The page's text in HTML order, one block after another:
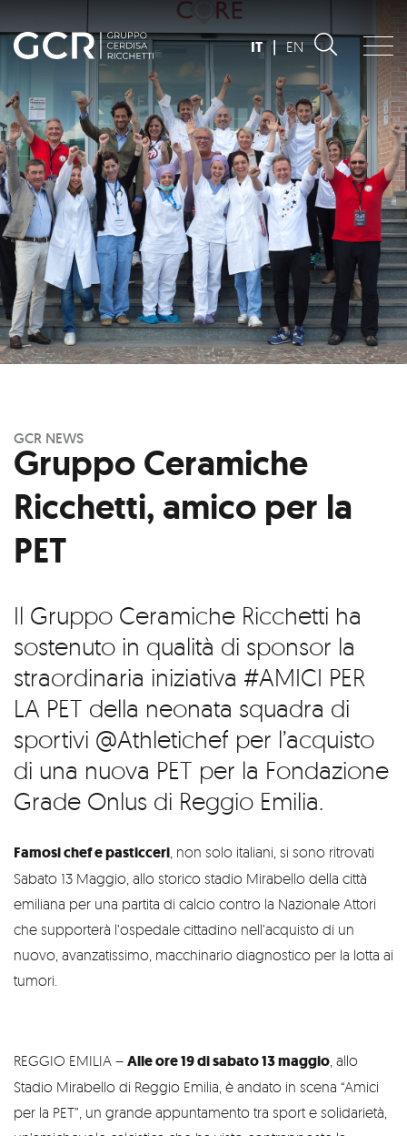
IT | EN
GCR NEWS
Gruppo Ceramiche
Ricchetti, amico per la
PET
Il Gruppo Ceramiche Ricchetti ha
sostenuto in qualità di sponsor la
straordinaria iniziativa #AMICI PER
LA PET della neonata squadra di
sportivi @Athletichef per l’acquisto
di una nuova PET per la Fondazione
Grade Onlus di Reggio Emilia.
Famosi chef e pasticceri, non solo italiani, si sono ritrovati
Sabato 13 Maggio, allo storico stadio Mirabello della città
emiliana per una partita di calcio contro la Nazionale Attori
che supporterà l’ospedale cittadino nell’acquisto di un
nuovo, avanzatissimo, macchinario diagnostico per la lotta ai
tumori.
REGGIO EMILIA – Alle ore 19 di sabato 13 maggio, allo
Stadio Mirabello di Reggio Emilia, è andato in scena “Amici
per la PET”, un grande appuntamento tra sport e solidarietà,